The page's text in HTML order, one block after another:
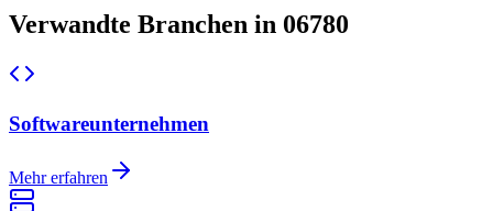
Verwandte Branchen in 06780
Softwareunternehmen
Mehr erfahren